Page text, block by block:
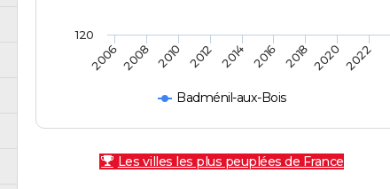
Badménil-aux-Bois
20062008 2010 2012 2014 2016 2018 2020 2022
120
Les villes les plus peuplées de France